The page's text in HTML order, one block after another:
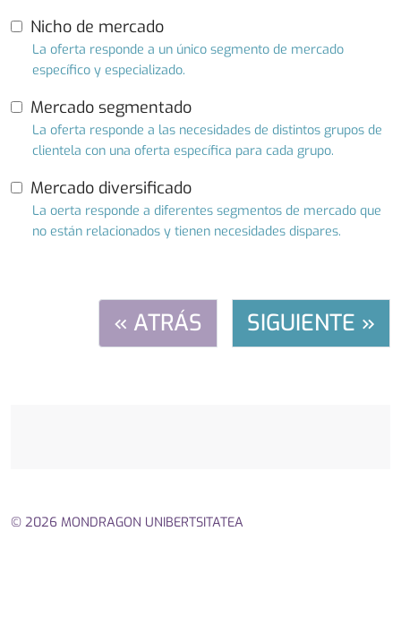
Nicho de mercado
La oferta responde a un único segmento de mercado
específico y especializado.
Mercado segmentado
La oferta responde a las necesidades de distintos grupos de
clientela con una oferta específica para cada grupo.
Mercado diversificado
La oerta responde a diferentes segmentos de mercado que
no están relacionados y tienen necesidades dispares.
« ATRÁS SIGUIENTE »
© 2026 MONDRAGON UNIBERTSITATEA